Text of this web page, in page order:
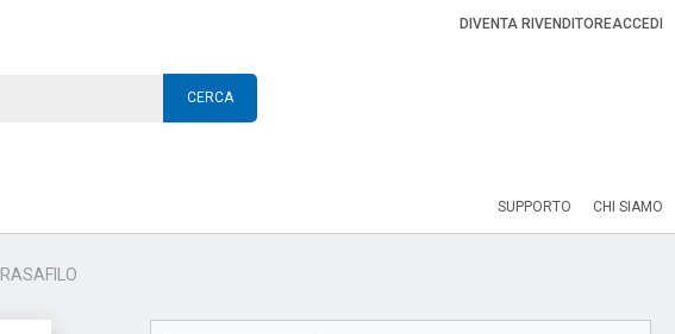
DIVENTA RIVENDITOREACCEDI
CERCA
SUPPORTO CHI SIAMO